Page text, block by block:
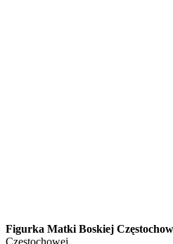
Figurka Matki Boskiej
Częstochowej.